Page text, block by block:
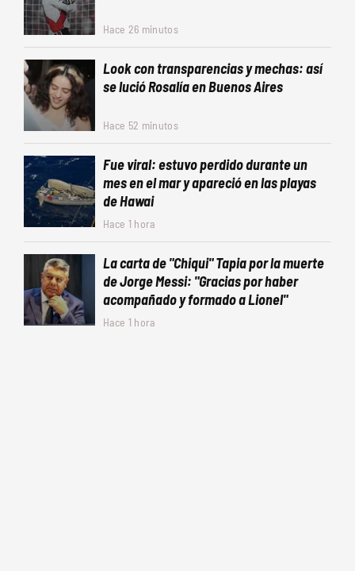
Hace 26 minutos
Look con transparencias y mechas: así
se lució Rosalía en Buenos Aires
Hace 52 minutos
Fue viral: estuvo perdido durante un
mes en el mar y apareció en las playas
de Hawai
Hace 1 hora
La carta de "Chiqui" Tapia por la muerte
de Jorge Messi: "Gracias por haber
acompañado y formado a Lionel"
Hace 1 hora